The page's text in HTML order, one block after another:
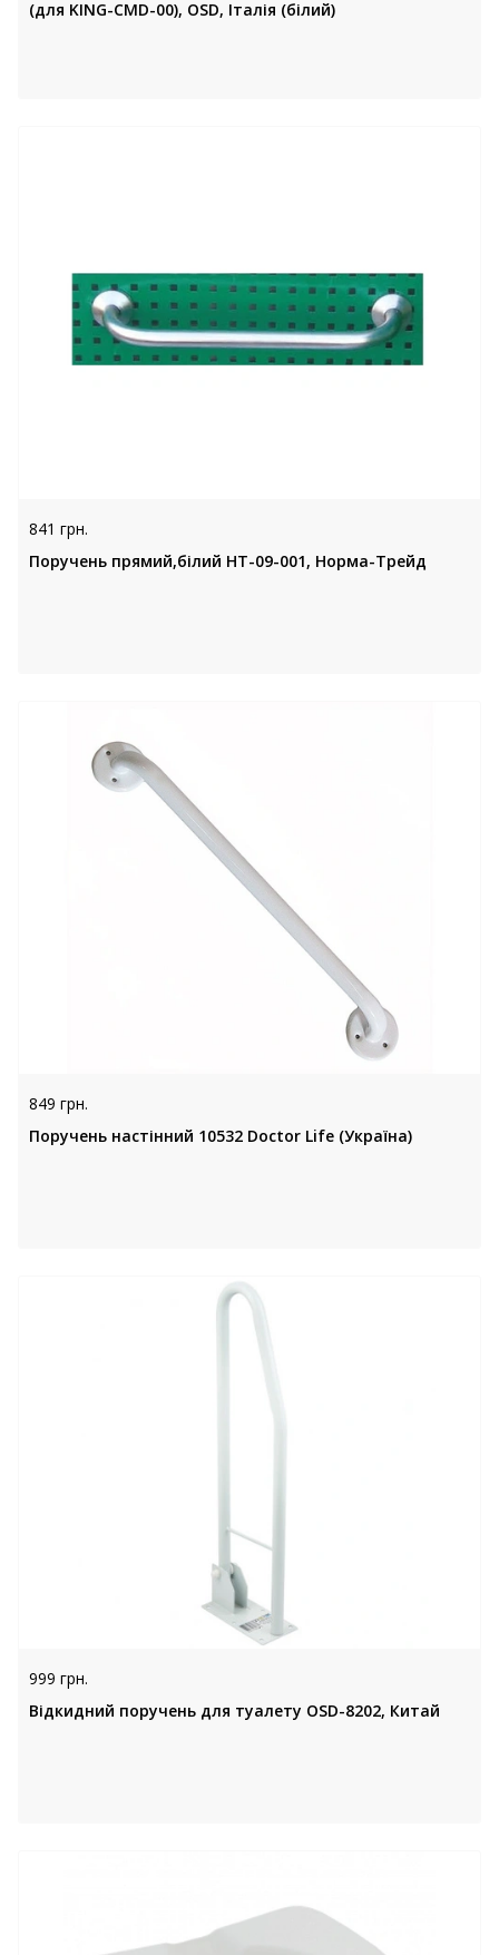
(для KING-CMD-00), OSD, Італія (білий)
841 грн.
Поручень прямий,білий НТ-09-001, Норма-Трейд
849 грн.
Поручень настінний 10532 Doctor Life (Україна)
999 грн.
Відкидний поручень для туалету OSD-8202, Китай